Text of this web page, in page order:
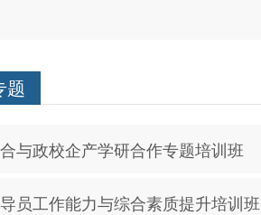
题
与政校企产学研合作专题培训班
员工作能力与综合素质提升培训班